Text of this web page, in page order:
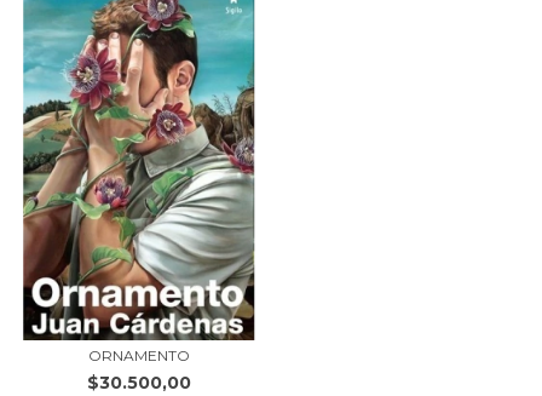
ORNAMENTO
$30.500,00